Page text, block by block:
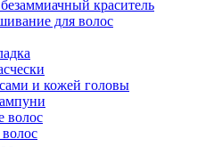
краситель
для волос
и кожей головы
волос